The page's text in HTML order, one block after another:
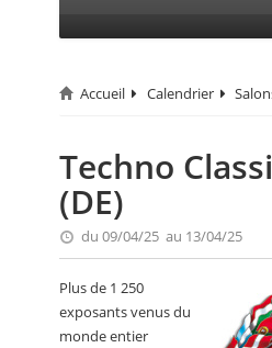
CIRCUIT
RALLYE
MONTAGNE
EVÈNEMENTS
CALENDRIER
FOCUS
Accueil Calendrier
Techno
(DE)
du 09/04/25 au 13/04/25
Plus de 1 250
exposants venus du
monde entier